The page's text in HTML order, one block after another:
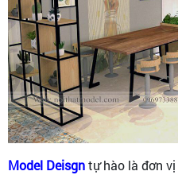
Model Deisgntự hào là đơn